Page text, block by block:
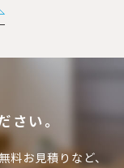
さい。
お見積りなど、